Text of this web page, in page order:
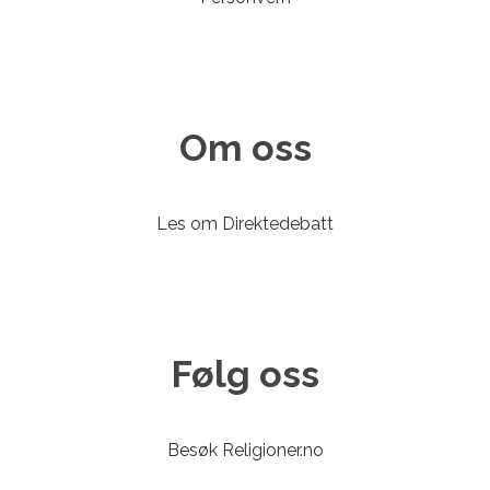
Om oss
Les om Direktedebatt
Følg oss
Besøk Religioner.no